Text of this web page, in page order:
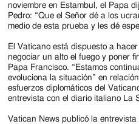
noviembre en Estambul, el Papa
Pedro: “Que el Señor dé a los
medio de esta prueba y les dé
El Vaticano está dispuesto a
negociar un alto el fuego y poner
Papa Francisco. “Estamos
evoluciona la situación” en
esfuerzos diplomáticos del
entrevista con el diario italiano La
Vatican News publicó la